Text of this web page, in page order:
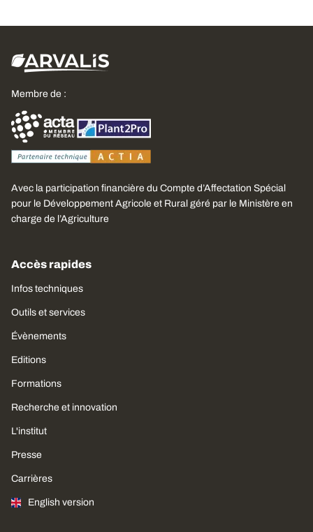
Membre de :
Avec la participation financière du Compte d’Affectation Spécial
pour le Développement Agricole et Rural géré par le Ministère en
charge de l’Agriculture
Accès rapides
Infos techniques
Outils et services
Évènements
Editions
Formations
Recherche et innovation
L'institut
Presse
Carrières
English version